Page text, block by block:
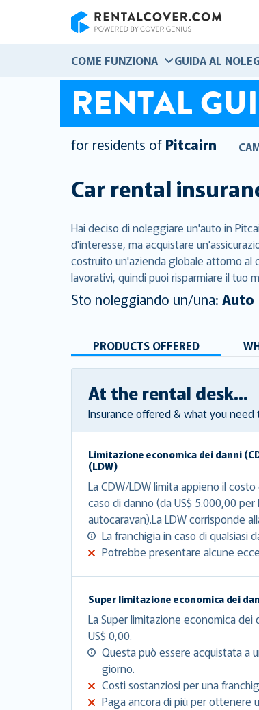
COME FUNZIONA GUIDA AL
RENTAL
for residents of Pitcairn
Car rental
Hai deciso di noleggiare un'auto in
d'interesse, ma acquistare
costruito un'azienda globale attorno al
lavorativi, quindi puoi risparmiare il tuo
Sto noleggiando un/una: Auto
PRODUCTS OFFERED
At the rental desk...
Insurance offered & what you
Limitazione economica dei danni
(LDW)
La CDW/LDW limita appieno il
caso di danno (da US$ 5.000,00
autocaravan).La LDW corrisponde
La franchigia in caso di qualsiasi
Potrebbe presentare alcune
Super limitazione economica dei
La Super limitazione economica
US$ 0,00.
Questa può essere acquistata a
giorno.
Costi sostanziosi per una
Paga ancora di più per ottenere